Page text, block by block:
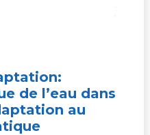
de l’eau dans
au